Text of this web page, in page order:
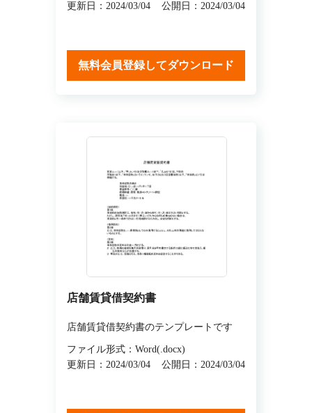
更新日：2024/03/04
公開日：2024/03/04
無料会員登録してダウンロード
店舗賃貸借契約書
店舗賃貸借契約書のテンプレートです
ファイル形式：Word(.docx)
更新日：2024/03/04
公開日：2024/03/04